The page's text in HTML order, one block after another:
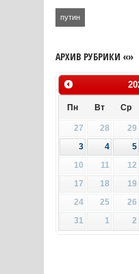
путин
АРХИВ РУБРИКИ «»
Пн Вт Ср
27 28 29
3
4 5
10
11 12
17
18 19
24
25 26
31
1 2